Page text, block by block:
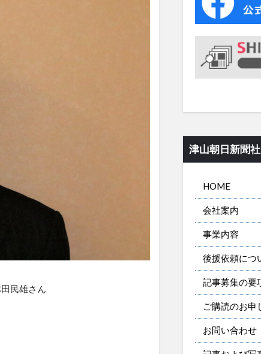
民雄さん
津山朝日新聞社
HOME
会社案内
事業内容
後援依頼につ
記事募集の要
ご購読のお申
お問い合わせ